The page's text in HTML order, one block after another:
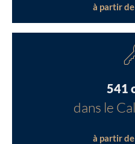
à partir
541
dans le
à partir